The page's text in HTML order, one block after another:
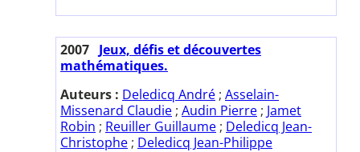
2007 Jeux, défis et découvertes
mathématiques.
Auteurs : Deledicq André ; Asselain-
Missenard Claudie ; Audin Pierre ; Jamet
Robin ; Reuiller Guillaume ; Deledicq Jean-
Christophe ; Deledicq Jean-Philippe